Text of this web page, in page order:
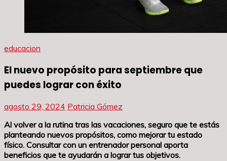
educacion
El nuevo propósito para septiembre que
puedes lograr con éxito
agosto 29, 2024 Patricia Gómez
Al volver a la rutina tras las vacaciones, seguro que te estás
planteando nuevos propósitos, como mejorar tu estado
físico. Consultar con un entrenador personal aporta
beneficios que te ayudarán a lograr tus objetivos.